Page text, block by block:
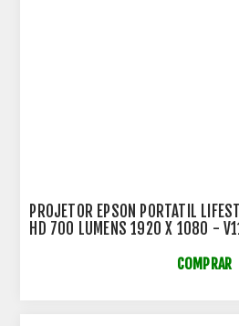
PROJETOR EPSON PORTÁTIL
HD 700 LUMENS 1920 X 1080 -
COMPRAR